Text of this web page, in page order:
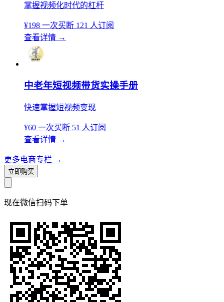
掌握视频化时代的杠杆
¥198 一次买断 121 人订阅
查看详情 →
中老年短视频带货实操手册
快速掌握短视频变现
¥60 一次买断 51 人订阅
查看详情 →
更多电商专栏 →
立即购买
现在微信扫码下单